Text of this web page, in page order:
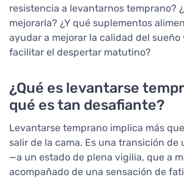
resistencia a levantarnos temprano?
mejorarla? ¿Y qué suplementos
ayudar a mejorar la calidad del sueño
facilitar el despertar matutino?
¿Qué es levantarse
qué es tan desafiante?
Levantarse temprano implica más
salir de la cama. Es una transición de
—a un estado de plena vigilia, que a
acompañado de una sensación de